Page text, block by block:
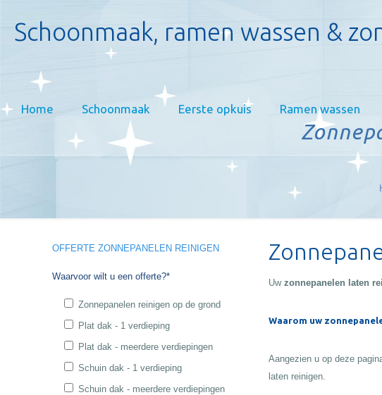
Schoonmaak, ramen wassen &
Home Schoonmaak Eerste opkuis Ramen wassen
OFFERTE ZONNEPANELEN REINIGEN
Waarvoor wilt u een offerte?*
Zonnepanelen reinigen op de grond
Plat dak - 1 verdieping
Plat dak - meerdere verdiepingen
Schuin dak - 1 verdieping
Schuin dak - meerdere verdiepingen
Uw zonnepanelen laten
Waarom uw
Aangezien u op deze
laten reinigen.